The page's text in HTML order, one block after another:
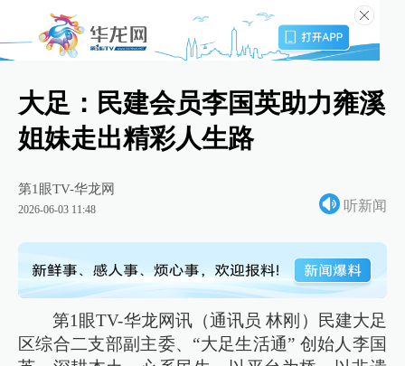
大足：民建会员李国英助力雍溪
姐妹走出精彩人生路
第1眼TV-华龙网
2026-06-03 11:48 听新闻
第1眼TV-华龙网讯（通讯员 林刚）民建大足
区综合二支部副主委、“大足生活通” 创始人李国